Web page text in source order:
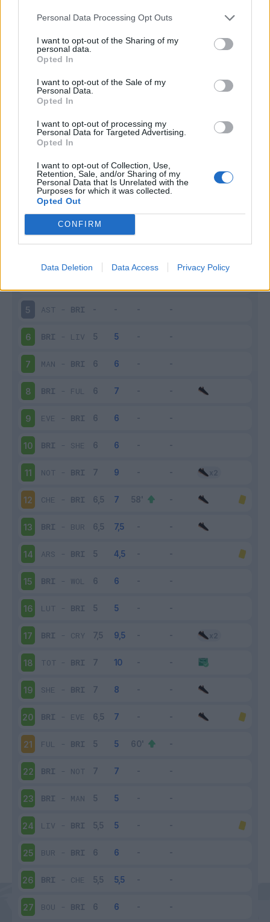
Personal Data Processing Opt Outs
I want to opt-out of the Sharing of my
personal data.
Opted In
I want to opt-out of the Sale of my
Personal Data.
Opted In
I want to opt-out of processing my
Personal Data for Targeted Advertising.
Opted In
I want to opt-out of Collection, Use,
Retention, Sale, and/or Sharing of my
Personal Data that Is Unrelated with the
Purposes for which it was collected.
Opted Out
CONFIRM
Data Deletion Data Access Privacy Policy
Infortunato 0 - 0%
Inutilizzato
Scarica riepilogo
stagionale
Giornata Voto FV Entrato Uscito Bonus/Malus
BRI-WES
-NEW
5 AST - BRI
6 BRI - LIV
7 MAN - BRI
8 BRI - FUL
9 EVE - BRI
10 BRI - SHE
11 NOT - BRI
12 CHE - BRI
13 BRI - BUR
14 ARS - BRI
15 BRI - WOL
16 LUT - BRI
17 BRI - CRY
18 TOT - BRI
19 SHE - BRI
20 BRI - EVE
21 FUL - BRI
22 BRI - NOT
23 BRI - MAN
24 LIV - BRI
25 BUR - BRI
26 BRI - CHE
27 BOU - BRI